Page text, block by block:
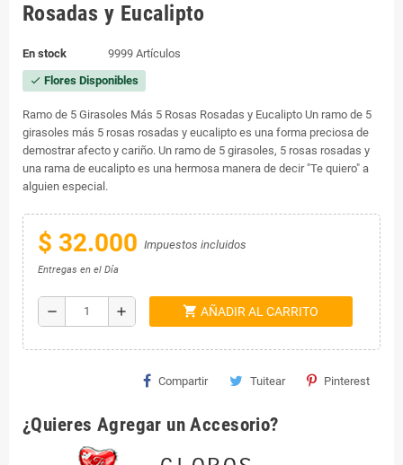
Rosadas y Eucalipto
En stock 9999 Artículos
check Flores Disponibles
Ramo de 5 Girasoles Más 5 Rosas Rosadas y Eucalipto Un ramo de 5
girasoles más 5 rosas rosadas y eucalipto es una forma preciosa de
demostrar afecto y cariño. Un ramo de 5 girasoles, 5 rosas rosadas y
una rama de eucalipto es una hermosa manera de decir "Te quiero" a
alguien especial.
$ 32.000 Impuestos incluidos
Entregas en el Día
remove add shopping_cart AÑADIR AL CARRITO
Compartir Tuitear Pinterest
¿Quieres Agregar un Accesorio?